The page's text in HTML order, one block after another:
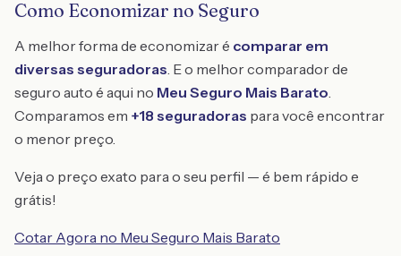
Como Economizar no Seguro
A melhor forma de economizar é comparar em
diversas seguradoras. E o melhor comparador de
seguro auto é aqui no Meu Seguro Mais Barato.
Comparamos em +18 seguradoras para você encontrar
o menor preço.
Veja o preço exato para o seu perfil — é bem rápido e
grátis!
Cotar Agora no Meu Seguro Mais Barato